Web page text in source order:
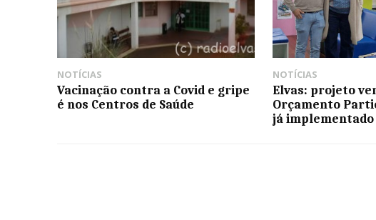
NOTÍCIAS
Vacinação contra a Covid e gripe
é nos Centros de Saúde
NOTÍCIAS
Elvas: projeto
Orçamento
já implementado